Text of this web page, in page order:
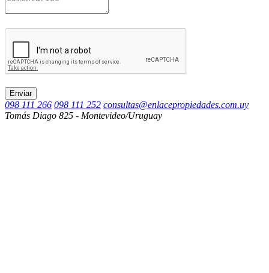
Enviar
098 111 266 098 111 252 consultas@enlacepropiedades.com.uy
Tomás Diago 825 - Montevideo/Uruguay